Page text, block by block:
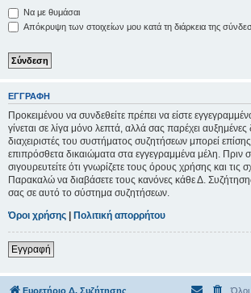
Να με θυμάσαι
Απόκρυψη των στοιχείων μου κατά τη διάρκεια της
ΕΓΓΡΑΦΉ
Προκειμένου να συνδεθείτε πρέπει να είστε
γίνεται σε λίγα μόνο λεπτά, αλλά σας παρέχει αυξημένες
διαχειριστές του συστήματος συζητήσεων μπορεί
επιπρόσθετα δικαιώματα στα εγγεγραμμένα μέλη. Πριν
σιγουρευτείτε ότι γνωρίζετε τους όρους χρήσης και τις
Παρακαλώ να διαβάσετε τους κανόνες κάθε Δ.
σας σε αυτό το σύστημα συζητήσεων.
Όροι χρήσης | Πολιτική απορρήτου
Εγγραφή
Ευρετήριο Δ. Συζήτησης Όλοι